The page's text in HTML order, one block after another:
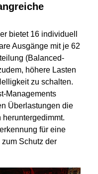
bietet 16 individuell
Ausgänge mit je 62
(Balanced-
höhere Lasten
zu schalten.
Managements
Überlastungen die
für eine
Schutz der